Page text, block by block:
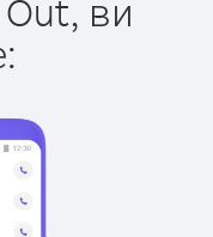
ви